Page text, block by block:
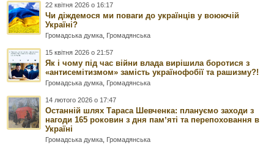
22 квітня 2026 о 16:17
Чи діждемося ми поваги до українців у воюючій
Україні?
Громадська думка Громадянська
15 квітня 2026 о 21:57
Як і чому під час війни влада вирішила боротися з
«антисемітизмом» замість українофобії та рашизму?!
Громадська думка Громадянська
14 лютого 2026 о 17:47
Останній шлях Тараса Шевченка: плануємо заходи з
нагоди 165 роковин з дня памʼяті та перепоховання в
Україні
Громадська думка Громадянська